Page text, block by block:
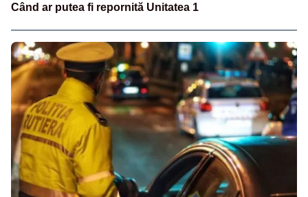
Când ar putea fi repornită Unitatea 1